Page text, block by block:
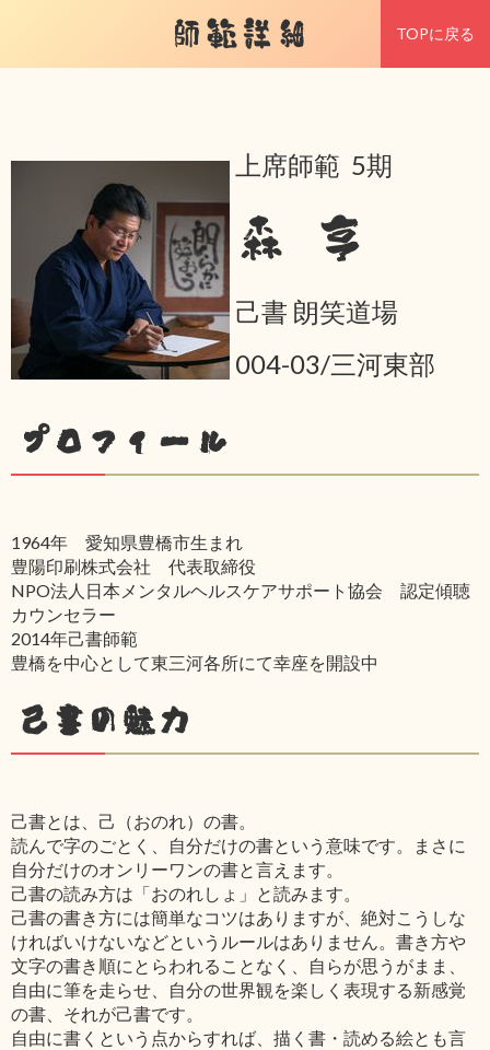
師範詳細 TOPに戻る
上席師範 5期
森 亨
己書 朗笑道場
004-03/三河東部
プロフィール
1964年 愛知県豊橋市生まれ
豊陽印刷株式会社 代表取締役
NPO法人日本メンタルヘルスケアサポート協会 認定傾聴
カウンセラー
2014年己書師範
豊橋を中心として東三河各所にて幸座を開設中
己書の魅力
己書とは、己（おのれ）の書。
読んで字のごとく、自分だけの書という意味です。まさに
自分だけのオンリーワンの書と言えます。
己書の読み方は「おのれしょ」と読みます。
己書の書き方には簡単なコツはありますが、絶対こうしな
ければいけないなどというルールはありません。書き方や
文字の書き順にとらわれることなく、自らが思うがまま、
自由に筆を走らせ、自分の世界観を楽しく表現する新感覚
の書、それが己書です。
自由に書くという点からすれば、描く書・読める絵とも言